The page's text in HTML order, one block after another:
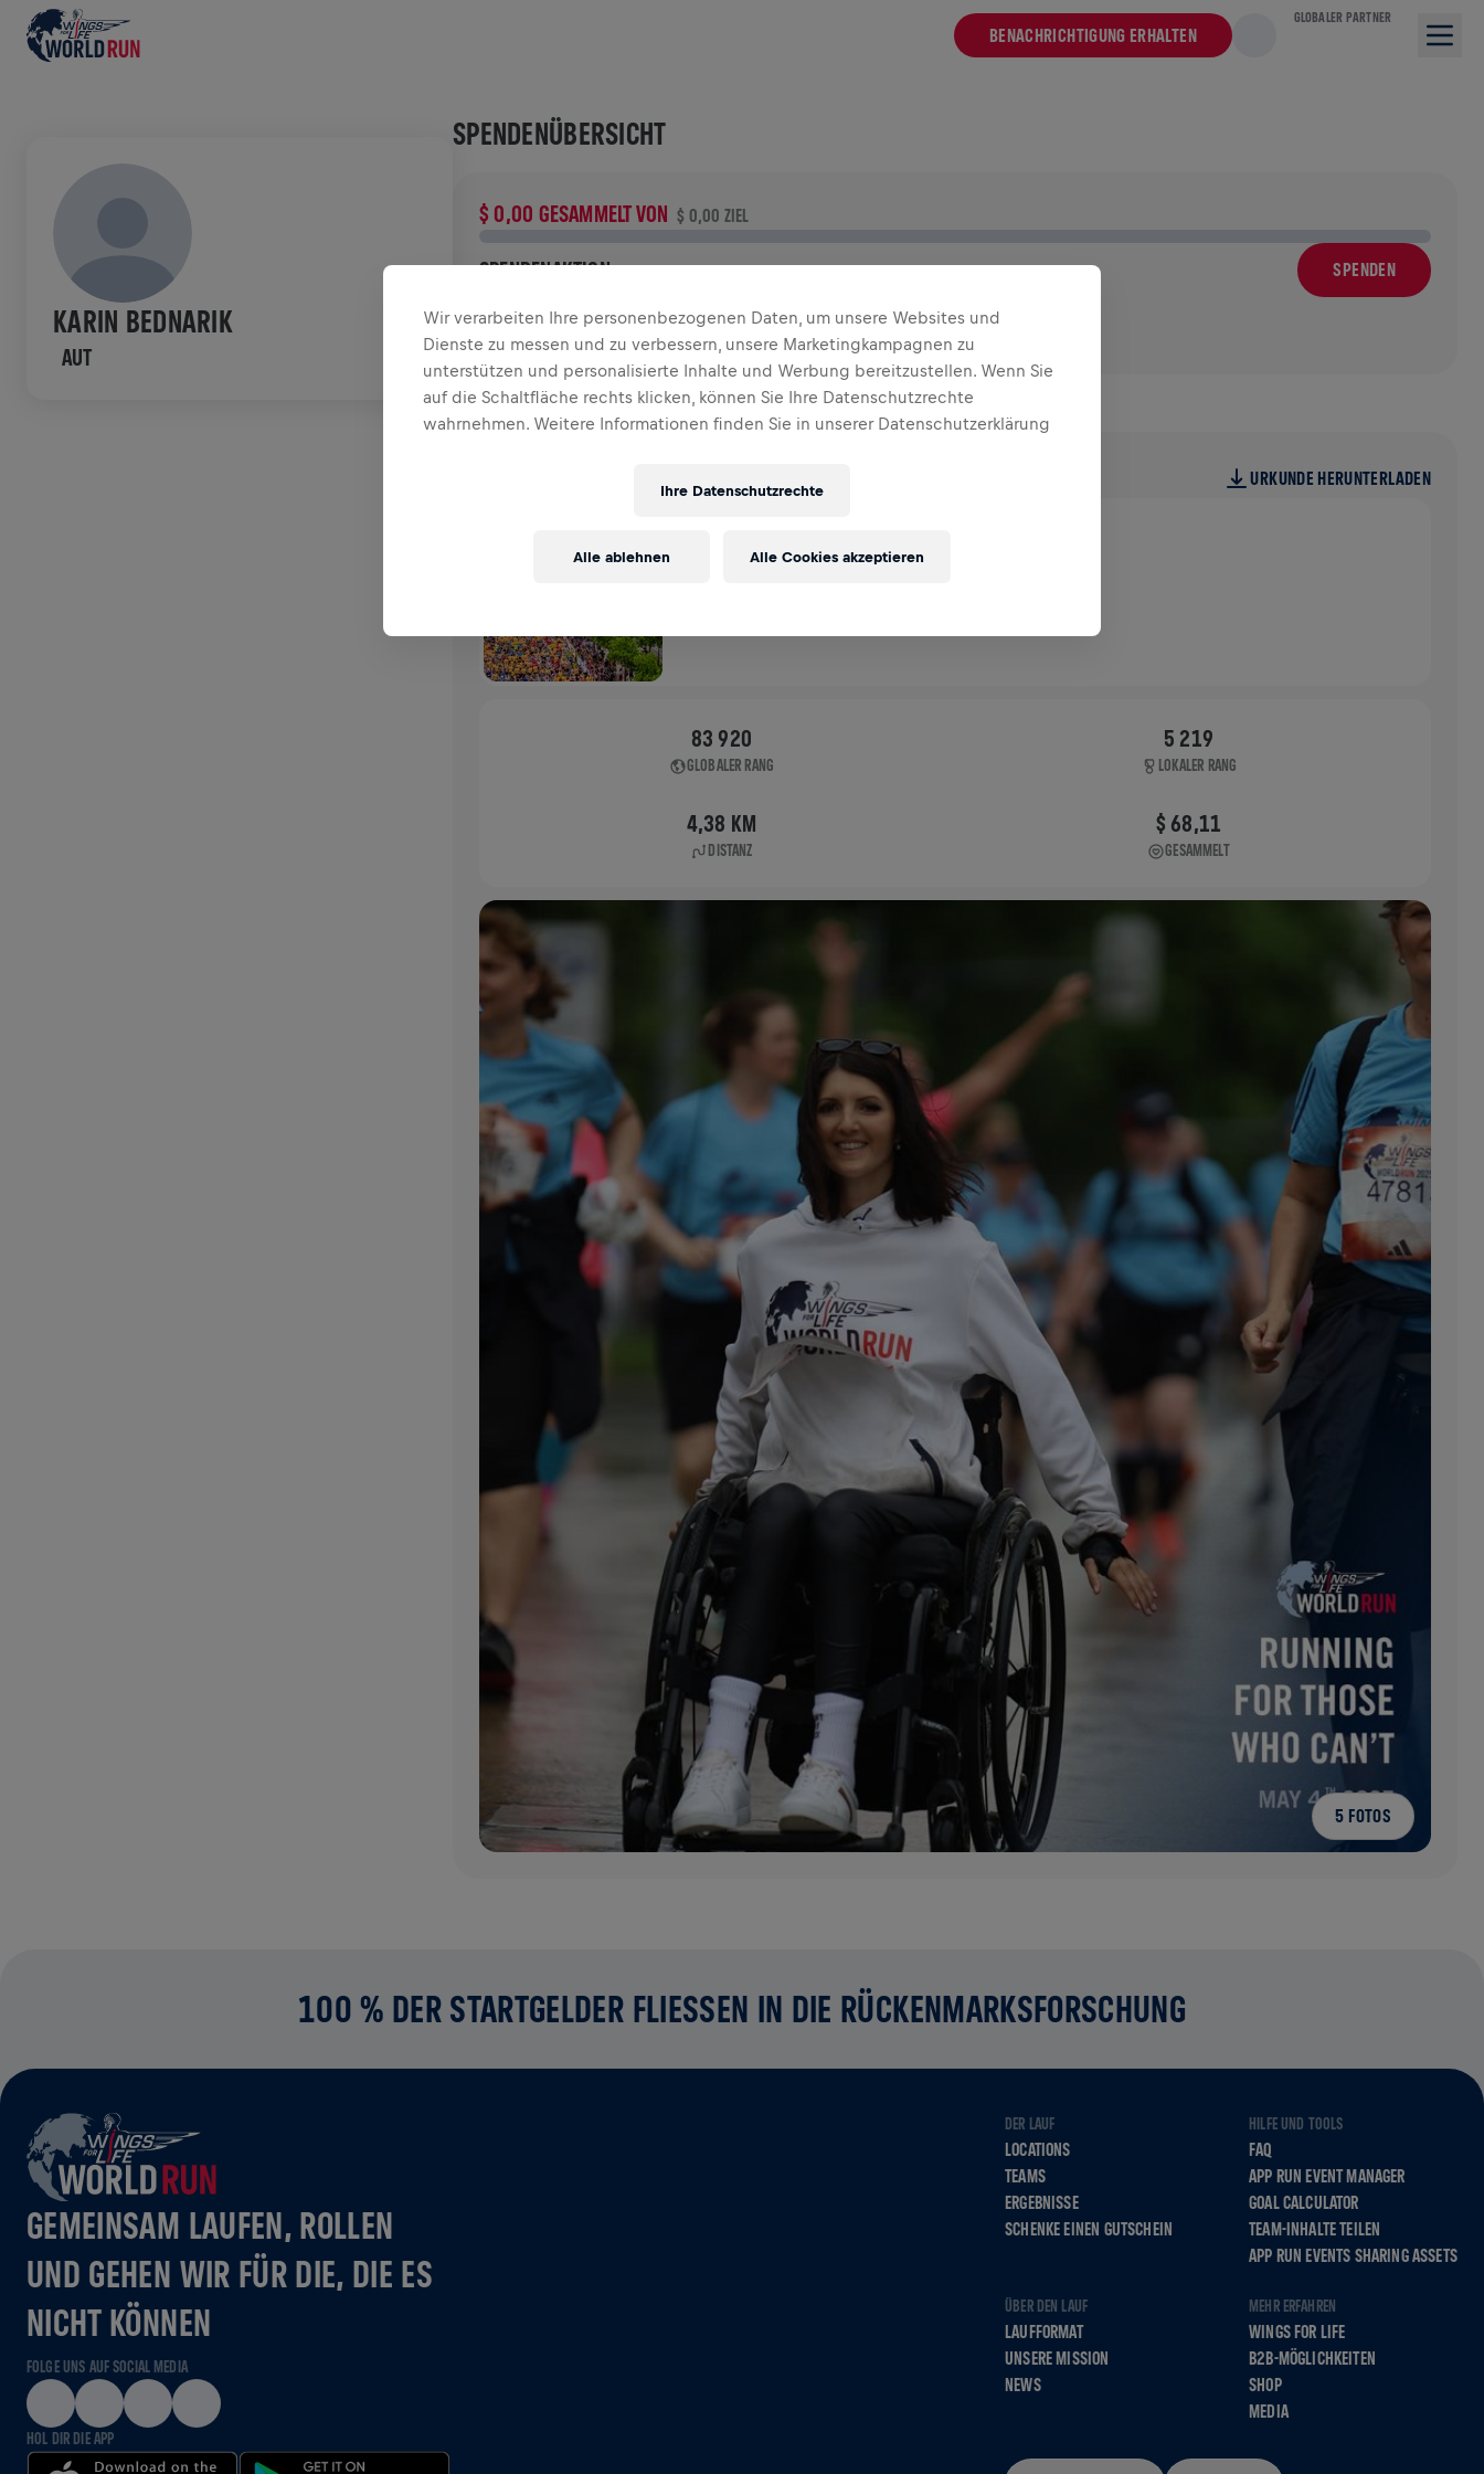
BENACHRICHTIGUNG ERHALTEN
GLOBALER PARTNER
KARIN BEDNARIK
AUT
SPENDENÜBERSICHT
$ 0,00 GESAMMELT VON $ 0,00 ZIEL
SPENDENAKTION SPENDEN
Deine Spende macht den Unterschied! 100 % davon fließen in
die Rückenmarksforschung.
VERGANGENE TEILNAHMEN
URKUNDE HERUNTERLADEN
83 920
GLOBALER RANG
5 219
LOKALER RANG
4,38 KM
DISTANZ
$ 68,11
GESAMMELT
5 FOTOS
100 % DER STARTGELDER FLIESSEN IN DIE RÜCKENMARKSFORSCHUNG
GEMEINSAM LAUFEN, ROLLEN
UND GEHEN WIR FÜR DIE, DIE ES
NICHT KÖNNEN
FOLGE UNS AUF SOCIAL MEDIA
HOL DIR DIE APP
DER LAUF
LOCATIONS
TEAMS
ERGEBNISSE
SCHENKE EINEN GUTSCHEIN
HILFE UND TOOLS
FAQ
APP RUN EVENT MANAGER
GOAL CALCULATOR
TEAM-INHALTE TEILEN
APP RUN EVENTS SHARING ASSETS
ÜBER DEN LAUF
LAUFFORMAT
UNSERE MISSION
NEWS
MEHR ERFAHREN
WINGS FOR LIFE
B2B-MÖGLICHKEITEN
SHOP
MEDIA
Wir verarbeiten Ihre personenbezogenen Daten, um unsere Websites und
Dienste zu messen und zu verbessern, unsere Marketingkampagnen zu
unterstützen und personalisierte Inhalte und Werbung bereitzustellen. Wenn Sie
auf die Schaltfläche rechts klicken, können Sie Ihre Datenschutzrechte
wahrnehmen. Weitere Informationen finden Sie in unserer Datenschutzerklärung
Ihre Datenschutzrechte
Alle ablehnen Alle Cookies akzeptieren